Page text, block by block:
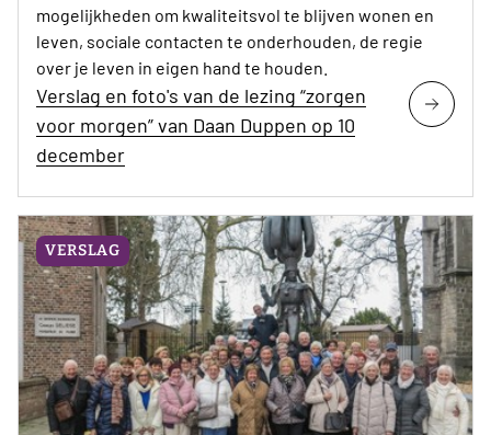
mogelijkheden om kwaliteitsvol te blijven wonen en
leven, sociale contacten te onderhouden, de regie
over je leven in eigen hand te houden.
Verslag en foto's van de lezing “zorgen
voor morgen” van Daan Duppen op 10
december
VERSLAG